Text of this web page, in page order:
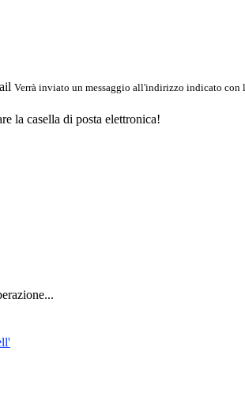
Verrà inviato un messaggio all'indirizzo indicato con
la casella di posta elettronica!